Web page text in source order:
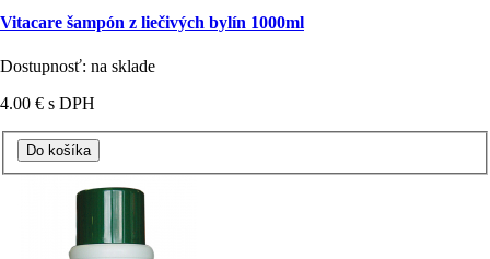
Vitacare šampón z liečivých bylín 1000ml
Dostupnosť: na sklade
4.00 € s DPH